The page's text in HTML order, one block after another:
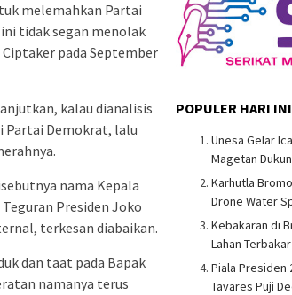
melemahkan Partai
tidak segan menolak
pada September
kalau dianalisis
Partai Demokrat, lalu
nama Kepala
Presiden Joko
terkesan diabaikan.
dan taat pada Bapak
namanya terus
POPULER HARI INI
Unesa Gelar
Magetan
Karhutla
Drone Water
Kebakaran di
Lahan
Piala Presiden
Tavares Puji